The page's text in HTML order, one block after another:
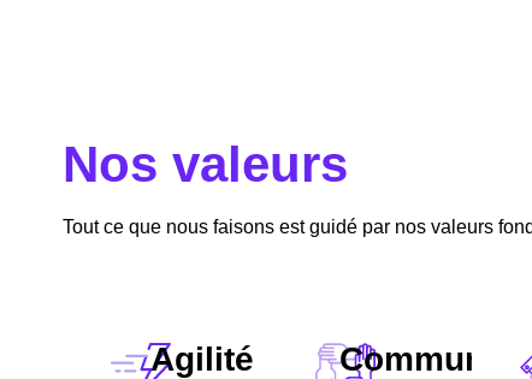
Nos valeurs
Tout ce que nous faisons est guidé par nos valeurs
Agilité